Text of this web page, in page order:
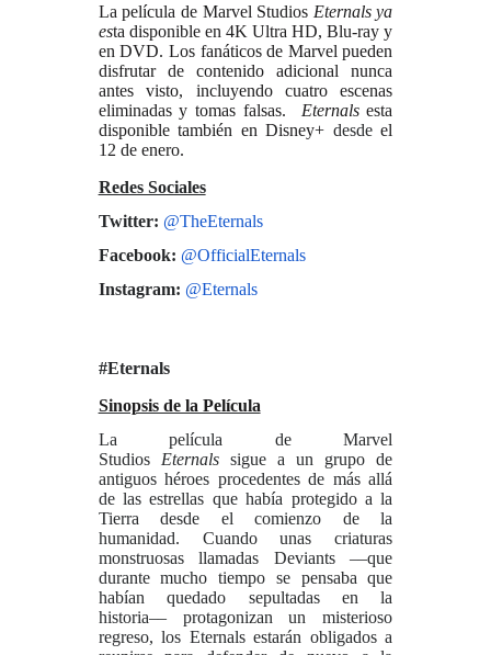
La película de Marvel Studios Eternals ya
esta disponible en 4K Ultra HD, Blu-ray y
en DVD. Los fanáticos de Marvel pueden
disfrutar de contenido adicional nunca
antesvisto, incluyendo cuatro escenas
eliminadas y tomas falsas.
Eternalsesta
disponible también en Disney+ desdeel
12 de enero.
Redes Sociales
Twitter: @TheEternals
Facebook: @OfficialEternals
Instagram: @Eternals
#Eternals
Sinopsis de la Película
La película de
Marvel
Studios Eternals sigue a un grupo de
antiguos héroes procedentes de más allá
de las estrellas que había protegido a la
Tierra desde el comienzo de la
humanidad. Cuando unas criaturas
monstruosas llamadas Deviants ––que
durante mucho tiempo se pensaba que
habían quedado sepultadas en la
historia–– protagonizan un misterioso
regreso, los Eternals estarán obligados a